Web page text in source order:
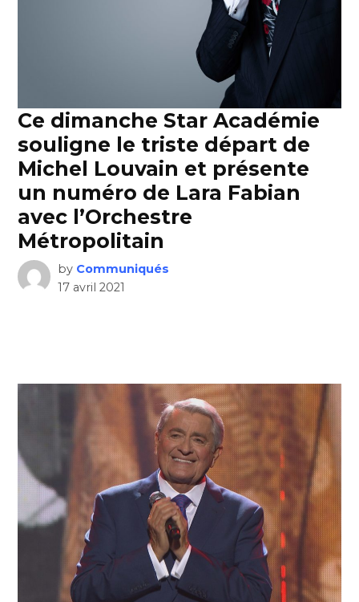
Ce dimanche Star Académie
souligne le triste départ de
Michel Louvain et présente
un numéro de Lara Fabian
avec l’Orchestre
Métropolitain
by Communiqués
17 avril 2021